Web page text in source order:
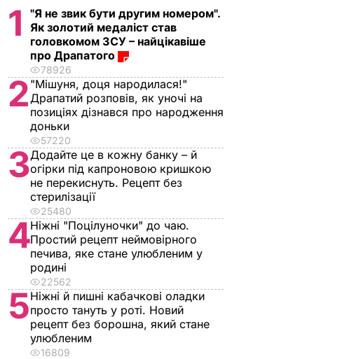
1
"Я не звик бути другим номером".
Як золотий медаліст став
головкомом ЗСУ – найцікавіше
про Драпатого
78926
2 "Мішуня, доця народилася!"
Драпатий розповів, як уночі на
позиціях дізнався про народження
доньки
57220
3Додайте це в кожну банку – й
огірки під капроновою кришкою
не перекиснуть. Рецепт без
стерилізації
25480
4Ніжні "Поцілуночки" до чаю.
Простий рецепт неймовірного
печива, яке стане улюбленим у
родині
22562
5Ніжні й пишні кабачкові оладки
просто тануть у роті. Новий
рецепт без борошна, який стане
улюбленим
16809